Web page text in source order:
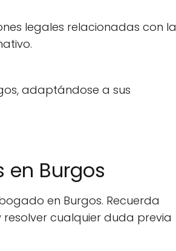
legales relacionadas con la
adaptándose a sus
Burgos
en Burgos. Recuerda
cualquier duda previa